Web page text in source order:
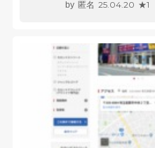
匿名 25.04.20 ★1